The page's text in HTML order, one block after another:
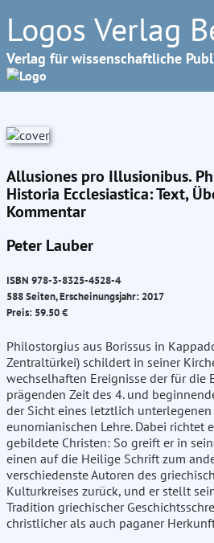
Logos Verlag
Verlag für wissenschaftliche
Allusiones pro Illusionibus.
Historia Ecclesiastica: Text,
Kommentar
Peter Lauber
ISBN 978-3-8325-4528-4
588 Seiten, Erscheinungsjahr: 2017
Preis: 59.50 €
Philostorgius aus Borissus in
Zentraltürkei) schildert in seiner
wechselhaften Ereignisse der für die
prägenden Zeit des 4. und
der Sicht eines letztlich unterlegenen
eunomianischen Lehre. Dabei richtet
gebildete Christen: So greift er in
einen auf die Heilige Schrift zum
verschiedenste Autoren des
Kulturkreises zurück, und er stellt
Tradition griechischer
christlicher als auch paganer